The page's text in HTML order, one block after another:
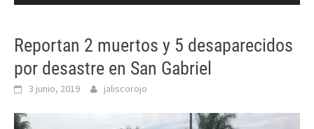
Reportan 2 muertos y 5 desaparecidos
por desastre en San Gabriel
3 junio, 2019 jaliscorojo